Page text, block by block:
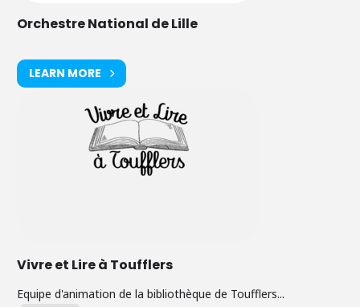
Orchestre National de Lille
LEARN MORE
Vivre et Lire à Toufflers
Equipe d'animation de la bibliothèque de Toufflers...